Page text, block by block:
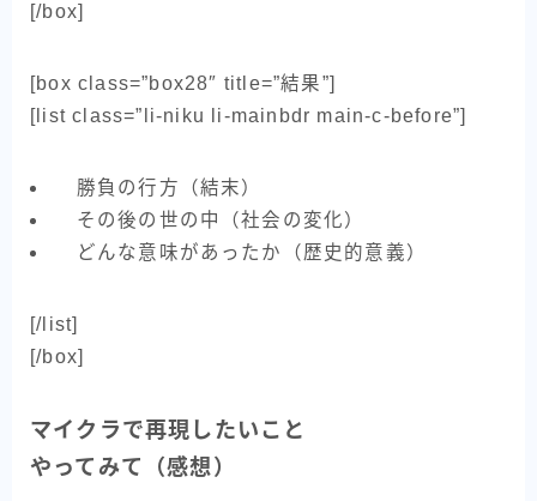
[/box]
[box class=”box28″ title=”結果”]
[list class=”li-niku li-mainbdr main-c-before”]
勝負の行方（結末）
その後の世の中（社会の変化）
どんな意味があったか（歴史的意義）
[/list]
[/box]
マイクラで再現したいこと
やってみて（感想）